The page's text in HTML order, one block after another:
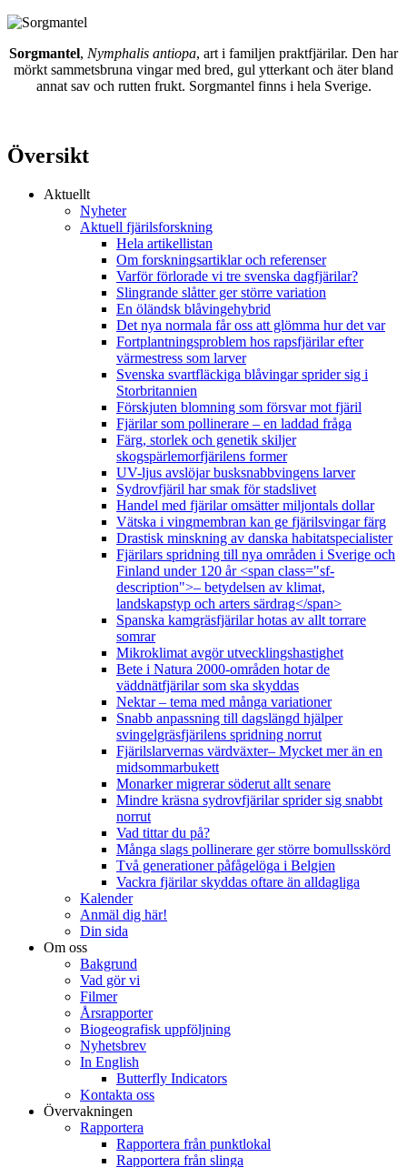
Sorgmantel, Nymphalis antiopa, art i familjen praktfjärilar. Den har
mörkt sammetsbruna vingar med bred, gul ytterkant och äter bland
annat sav och rutten frukt. Sorgmantel finns i hela Sverige.
Översikt
Aktuellt
Nyheter
Aktuell fjärilsforskning
Hela artikellistan
Om forskningsartiklar och referenser
Varför förlorade vi tre svenska dagfjärilar?
Slingrande slåtter ger större variation
En öländsk blåvingehybrid
Det nya normala får oss att glömma hur det var
Fortplantningsproblem hos rapsfjärilar efter
värmestress som larver
Svenska svartfläckiga blåvingar sprider sig i
Storbritannien
Förskjuten blomning som försvar mot fjäril
Fjärilar som pollinerare – en laddad fråga
Färg, storlek och genetik skiljer
skogspärlemorfjärilens former
UV-ljus avslöjar busksnabbvingens larver
Sydrovfjäril har smak för stadslivet
Handel med fjärilar omsätter miljontals dollar
Vätska i vingmembran kan ge fjärilsvingar färg
Drastisk minskning av danska habitatspecialister
Fjärilars spridning till nya områden i Sverige och
Finland under 120 år <span class="sf-
description">– betydelsen av klimat,
landskapstyp och arters särdrag</span>
Spanska kamgräsfjärilar hotas av allt torrare
somrar
Mikroklimat avgör utvecklingshastighet
Bete i Natura 2000-områden hotar de
väddnätfjärilar som ska skyddas
Nektar – tema med många variationer
Snabb anpassning till dagslängd hjälper
svingelgräsfjärilens spridning norrut
Fjärilslarvernas värdväxter– Mycket mer än en
midsommarbukett
Monarker migrerar söderut allt senare
Mindre kräsna sydrovfjärilar sprider sig snabbt
norrut
Vad tittar du på?
Många slags pollinerare ger större bomullsskörd
Två generationer påfågelöga i Belgien
Vackra fjärilar skyddas oftare än alldagliga
Kalender
Anmäl dig här!
Din sida
Om oss
Bakgrund
Vad gör vi
Filmer
Årsrapporter
Biogeografisk uppföljning
Nyhetsbrev
In English
Butterfly Indicators
Kontakta oss
Övervakningen
Rapportera
Rapportera från punktlokal
Rapportera från slinga